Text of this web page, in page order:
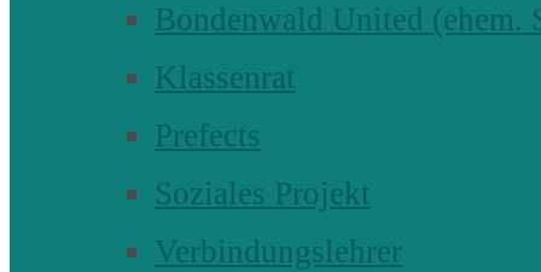
Bondenwald United (ehem.
Klassenrat
Prefects
Soziales Projekt
Verbindungslehrer